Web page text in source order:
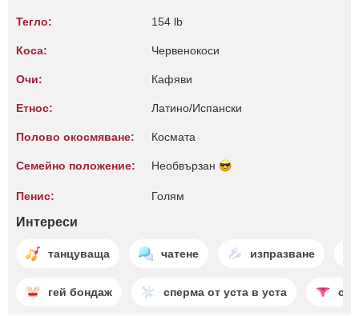
Тегло: 154 lb
Коса: Червенокоси
Очи: Кафяви
Етнос: Латино/Испански
Полово окосмяване: Космата
Семейно положение: Необвързан
Пенис: Голям
Интереси
танцуваща чатене изпразване
гей бондаж сперма от уста в уста